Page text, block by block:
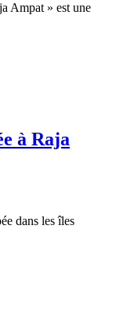
Ampat » est une
à Raja
dans les îles